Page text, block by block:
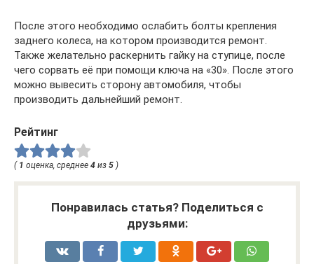
После этого необходимо ослабить болты крепления
заднего колеса, на котором производится ремонт.
Также желательно раскернить гайку на ступице, после
чего сорвать её при помощи ключа на «30». После этого
можно вывесить сторону автомобиля, чтобы
производить дальнейший ремонт.
Рейтинг
( 1 оценка, среднее 4 из 5 )
Понравилась статья? Поделиться с
друзьями: